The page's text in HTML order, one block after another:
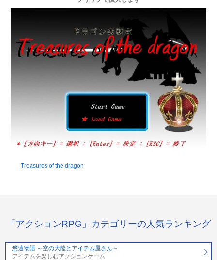
Treasures of the dragon
「アクションRPG」カテゴリーの人気ランキング
悠遠物語 ～空の大陸とアイテム屋さん～
アイテムを楽しむアクションゲーム